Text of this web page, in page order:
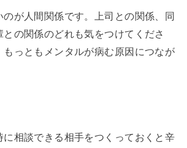
のが人間関係です。上司との関係、同
の関係のどれも気をつけてくださ
もっともメンタルが病む原因につなが
に相談できる相手をつくっておくと辛